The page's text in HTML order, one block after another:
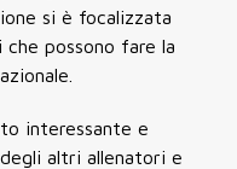
si è focalizzata
possono fare la
interessante e
altri allenatori e